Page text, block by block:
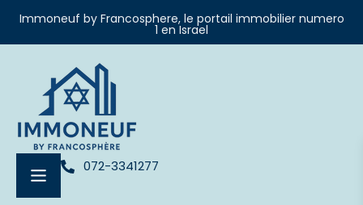
Immoneuf by Francosphere, le portail immobilier numero
1 en Israel
072-3341277